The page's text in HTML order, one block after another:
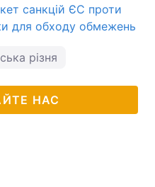
санкцій ЄС проти
для обходу обмежень
різня
НАС